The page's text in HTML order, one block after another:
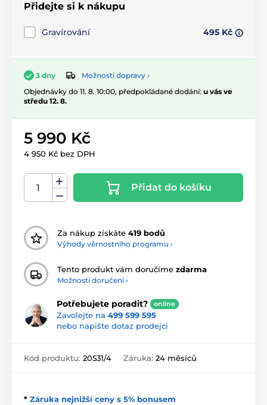
Přidejte si k nákupu
Gravírování 495 Kč
3 dny
Možnosti dopravy ›
Objednávky do 11. 8. 10:00, předpokládané dodání: u vás ve
středu 12. 8.
5 990 Kč
4 950 Kč bez DPH
Přidat do košíku
Za nákup získáte 419 bodů
Výhody věrnostního programu ›
Tento produkt vám doručíme zdarma
Možnosti doručení ›
Potřebujete poradit? online
Zavolejte na 499 599 595
nebo napište dotaz prodejci
Kód produktu: 20531/4 Záruka: 24 měsíců
* Záruka nejnižší ceny s 5% bonusem